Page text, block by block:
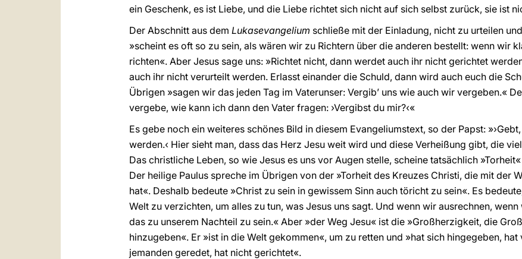
ein Geschenk, es ist Liebe, und die Liebe richtet sich nicht auf sich selbst zurück, sie ist
Der Abschnitt aus dem Lukasevangelium schließe mit der Einladung, nicht zu urteilen
»scheint es oft so zu sein, als wären wir zu Richtern über die anderen bestellt: wenn wir
richten«. Aber Jesus sage uns: »Richtet nicht, dann werdet auch ihr nicht gerichtet
auch ihr nicht verurteilt werden. Erlasst einander die Schuld, dann wird auch euch die
Übrigen »sagen wir das jeden Tag im Vaterunser: Vergib’ uns wie auch wir vergeben.«
vergebe, wie kann ich dann den Vater fragen: ›Vergibst du mir?‹«
Es gebe noch ein weiteres schönes Bild in diesem Evangeliumstext, so der Papst:
werden.‹ Hier sieht man, dass das Herz Jesu weit wird und diese Verheißung gibt, die
Das christliche Leben, so wie Jesus es uns vor Augen stelle, scheine tatsächlich
Der heilige Paulus spreche im Übrigen von der »Torheit des Kreuzes Christi, die mit der
hat«. Deshalb bedeute »Christ zu sein in gewissem Sinn auch töricht zu sein«. Es
Welt zu verzichten, um alles zu tun, was Jesus uns sagt. Und wenn wir ausrechnen,
das zu unserem Nachteil zu sein.« Aber »der Weg Jesu« ist die »Großherzigkeit, die
hinzugeben«. Er »ist in die Welt gekommen«, um zu retten und »hat sich hingegeben,
jemanden geredet, hat nicht gerichtet«.